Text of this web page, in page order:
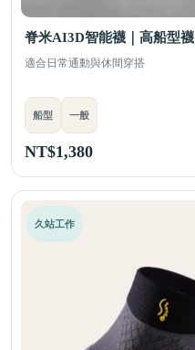
脊米AI3D智能襪｜高船型襪
適合日常通動與休間穿搭
船型 一般
NT$1,380
久站工作